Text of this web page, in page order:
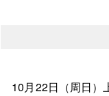
10月22日（周日）